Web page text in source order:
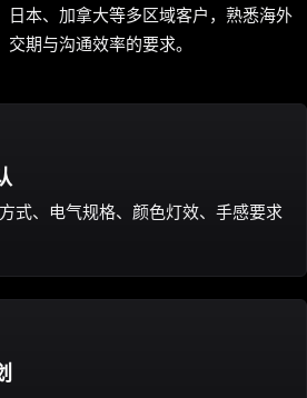
日本、加拿大等多区域客户，熟悉海外
期与沟通效率的要求。
式、电气规格、颜色灯效、手感要求